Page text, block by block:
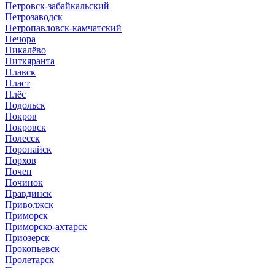
Петровск-забайкальский
Петрозаводск
Петропавловск-камчатский
Печора
Пикалёво
Питкяранта
Плавск
Пласт
Плёс
Подольск
Покров
Покровск
Полесск
Поронайск
Порхов
Почеп
Починок
Правдинск
Приволжск
Приморск
Приморско-ахтарск
Приозерск
Прокопьевск
Пролетарск